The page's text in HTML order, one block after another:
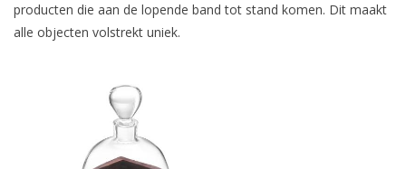
producten die aan de lopende band tot stand komen. Dit maakt
alle objecten volstrekt uniek.